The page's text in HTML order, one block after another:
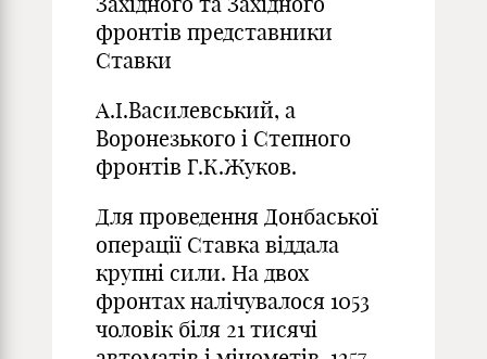
фронтів представники
Ставки
А.І.Василевський, а
Воронезького і Степного
фронтів Г.К.Жуков.
Для проведення Донбаської
операції Ставка віддала
крупні сили. На двох
фронтах налічувалося 1053
чоловік біля 21 тисячі